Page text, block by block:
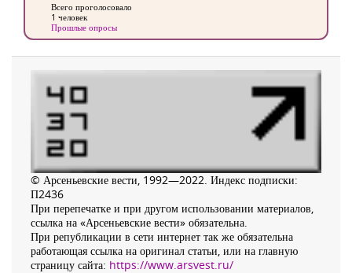
Всего проголосовало
1 человек
Прошлые опросы
© Арсеньевские вести, 1992—2022. Индекс подписки:
П2436
При перепечатке и при другом использовании материалов,
ссылка на «Арсеньевские вести» обязательна.
При републикации в сети интернет так же обязательна
работающая ссылка на оригинал статьи, или на главную
страницу сайта: https://www.arsvest.ru/